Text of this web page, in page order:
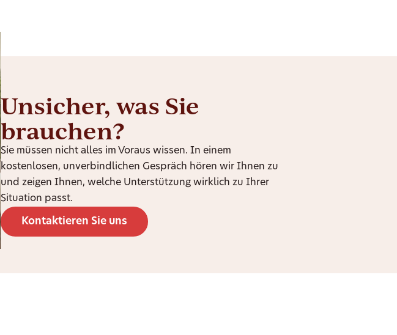
Unsicher, was Sie
brauchen?
Sie müssen nicht alles im Voraus wissen. In einem
kostenlosen, unverbindlichen Gespräch hören wir Ihnen zu
und zeigen Ihnen, welche Unterstützung wirklich zu Ihrer
Situation passt.
Kontaktieren Sie uns